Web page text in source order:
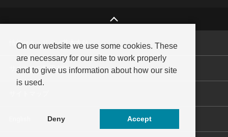
情報セキュリティ基本方針
サイトのご利用方法
On our website we use some cookies. These
are necessary for our site to work properly
and to give us information about how our site
is used.
Deny Accept